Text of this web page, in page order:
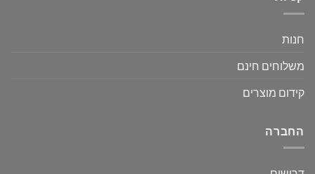
חנות
משלוחים חינם
קידום מוצרים
החברה